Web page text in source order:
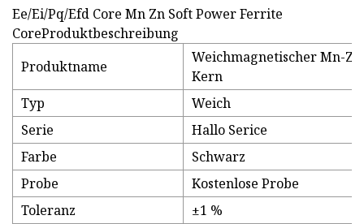
Ee/Ei/Pq/Efd Core Mn Zn Soft Power Ferrite
CoreProduktbeschreibung
Produktname
Weichmagnetischer Mn-
Kern
Typ
Weich
Serie
Hallo Serice
Farbe
Schwarz
Probe
Kostenlose Probe
Toleranz
±1 %